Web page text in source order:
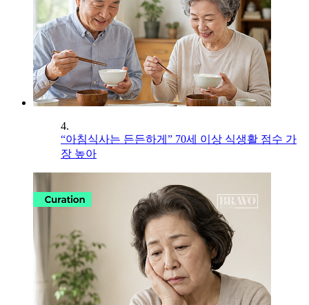
4.
“아침식사는 든든하게” 70세 이상 식생활 점수 가
장 높아